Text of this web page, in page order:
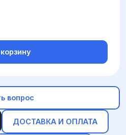
ДОСТАВКА И ОПЛАТА
вопрос